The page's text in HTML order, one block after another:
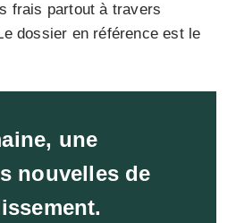
frais partout à travers
dossier en référence est le
une
nouvelles de